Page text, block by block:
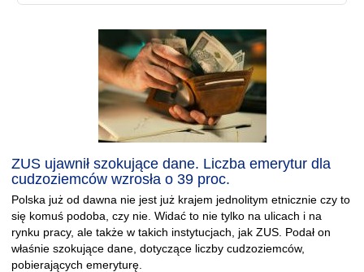
ZUS ujawnił szokujące dane. Liczba emerytur dla
cudzoziemców wzrosła o 39 proc.
Polska już od dawna nie jest już krajem jednolitym etnicznie czy to
się komuś podoba, czy nie. Widać to nie tylko na ulicach i na
rynku pracy, ale także w takich instytucjach, jak ZUS. Podał on
właśnie szokujące dane, dotyczące liczby cudzoziemców,
pobierających emeryturę.